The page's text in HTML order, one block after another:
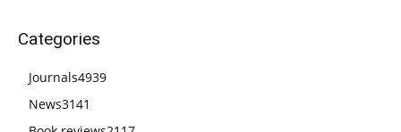
Categories
Journals4939
News3141